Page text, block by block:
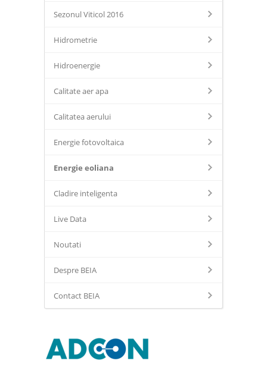
Sezonul Viticol 2016
Hidrometrie
Hidroenergie
Calitate aer apa
Calitatea aerului
Energie fotovoltaica
Energie eoliana
Cladire inteligenta
Live Data
Noutati
Despre BEIA
Contact BEIA